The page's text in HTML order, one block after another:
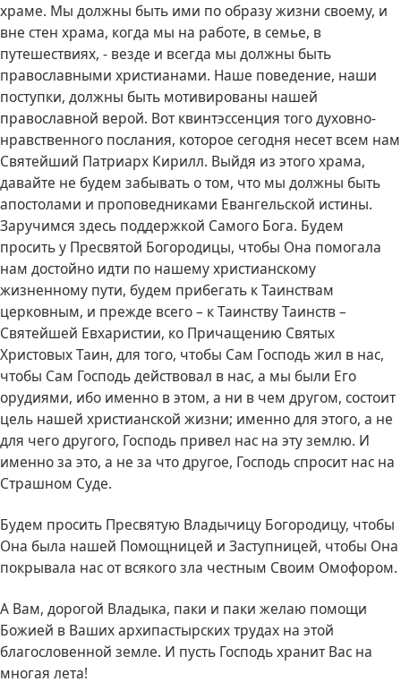
храме. Мы должны быть ими по образу жизни своему, и
вне стен храма, когда мы на работе, в семье, в
путешествиях, - везде и всегда мы должны быть
православными христианами. Наше поведение, наши
поступки, должны быть мотивированы нашей
православной верой. Вот квинтэссенция того духовно-
нравственного послания, которое сегодня несет всем нам
Святейший Патриарх Кирилл. Выйдя из этого храма,
давайте не будем забывать о том, что мы должны быть
апостолами и проповедниками Евангельской истины.
Заручимся здесь поддержкой Самого Бога. Будем
просить у Пресвятой Богородицы, чтобы Она помогала
нам достойно идти по нашему христианскому
жизненному пути, будем прибегать к Таинствам
церковным, и прежде всего – к Таинству Таинств –
Святейшей Евхаристии, ко Причащению Святых
Христовых Таин, для того, чтобы Сам Господь жил в нас,
чтобы Сам Господь действовал в нас, а мы были Его
орудиями, ибо именно в этом, а ни в чем другом, состоит
цель нашей христианской жизни; именно для этого, а не
для чего другого, Господь привел нас на эту землю. И
именно за это, а не за что другое, Господь спросит нас на
Страшном Суде.
Будем просить Пресвятую Владычицу Богородицу, чтобы
Она была нашей Помощницей и Заступницей, чтобы Она
покрывала нас от всякого зла честным Своим Омофором.
А Вам, дорогой Владыка, паки и паки желаю помощи
Божией в Ваших архипастырских трудах на этой
благословенной земле. И пусть Господь хранит Вас на
многая лета!